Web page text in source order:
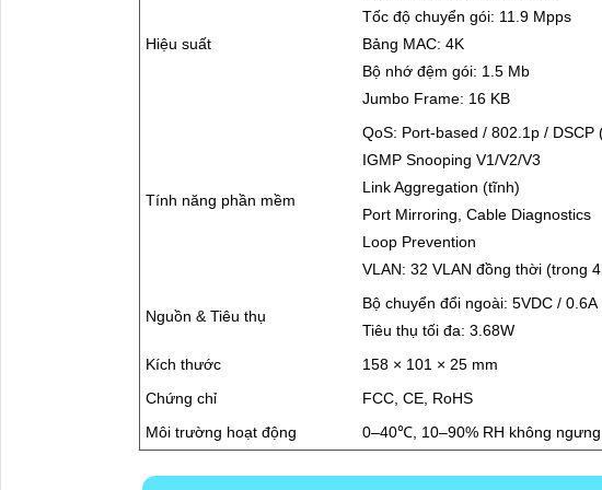
Hiệu suất
Tốc độ chuyển gói: 11.9 Mpps
Bảng MAC: 4K
Bộ nhớ đệm gói: 1.5 Mb
Jumbo Frame: 16 KB
Tính năng phần mềm
QoS: Port-based / 802.1p / DSCP
IGMP Snooping V1/V2/V3
Link Aggregation (tĩnh)
Port Mirroring, Cable Diagnostics
Loop Prevention
VLAN: 32 VLAN đồng thời (trong
Nguồn & Tiêu thụ
Bộ chuyển đổi ngoài: 5VDC / 0.6A
Tiêu thụ tối đa: 3.68W
Kích thước
158 × 101 × 25 mm
Chứng chỉ
FCC, CE, RoHS
Môi trường hoạt động
0–40℃, 10–90% RH không